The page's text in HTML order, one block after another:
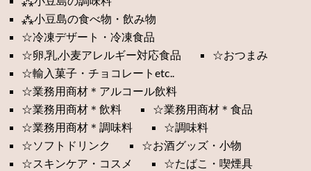
⁂小豆島の食べ物・飲み物
☆冷凍デザート・冷凍食品
☆卵,乳,小麦アレルギー対応食品
☆おつまみ
☆輸入菓子・チョコレートetc..
☆業務用商材＊アルコール飲料
☆業務用商材＊飲料
☆業務用商材＊食品
☆業務用商材＊調味料
☆調味料
☆ソフトドリンク
☆お酒グッズ・小物
☆スキンケア・コスメ
☆たばこ・喫煙具